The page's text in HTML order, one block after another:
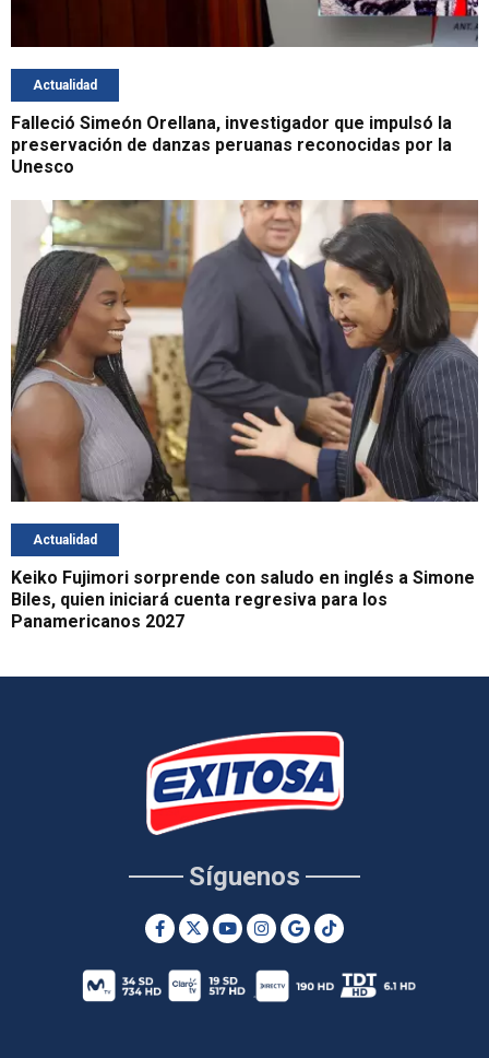
Actualidad
Falleció Simeón Orellana, investigador que impulsó la
preservación de danzas peruanas reconocidas por la
Unesco
Actualidad
Keiko Fujimori sorprende con saludo en inglés a Simone
Biles, quien iniciará cuenta regresiva para los
Panamericanos 2027
Síguenos